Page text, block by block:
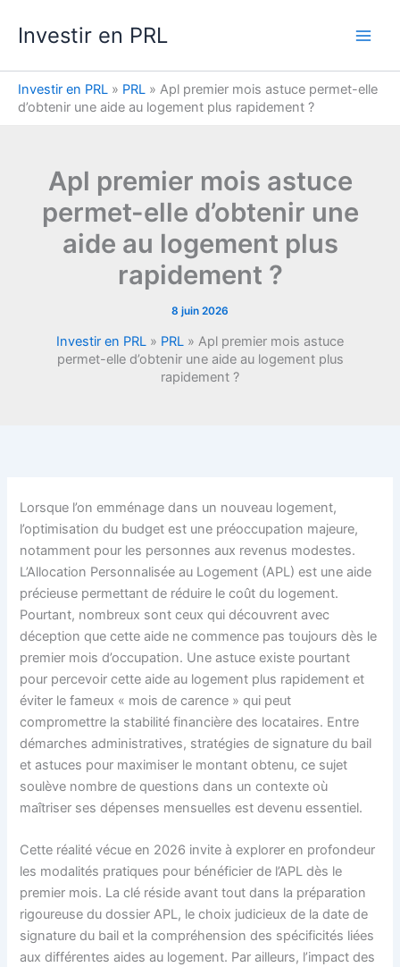
Investir en PRL
Investir en PRL » PRL » Apl premier mois astuce permet-elle
d’obtenir une aide au logement plus rapidement ?
Apl premier mois astuce
permet-elle d’obtenir une
aide au logement plus
rapidement ?
8 juin 2026
Investir en PRL » PRL » Apl premier mois astuce
permet-elle d’obtenir une aide au logement plus
rapidement ?
Lorsque l’on emménage dans un nouveau logement,
l’optimisation du budget est une préoccupation majeure,
notamment pour les personnes aux revenus modestes.
L’Allocation Personnalisée au Logement (APL) est une aide
précieuse permettant de réduire le coût du logement.
Pourtant, nombreux sont ceux qui découvrent avec
déception que cette aide ne commence pas toujours dès le
premier mois d’occupation. Une astuce existe pourtant
pour percevoir cette aide au logement plus rapidement et
éviter le fameux « mois de carence » qui peut
compromettre la stabilité financière des locataires. Entre
démarches administratives, stratégies de signature du bail
et astuces pour maximiser le montant obtenu, ce sujet
soulève nombre de questions dans un contexte où
maîtriser ses dépenses mensuelles est devenu essentiel.
Cette réalité vécue en 2026 invite à explorer en profondeur
les modalités pratiques pour bénéficier de l’APL dès le
premier mois. La clé réside avant tout dans la préparation
rigoureuse du dossier APL, le choix judicieux de la date de
signature du bail et la compréhension des spécificités liées
aux différentes aides au logement. Par ailleurs, l’impact des